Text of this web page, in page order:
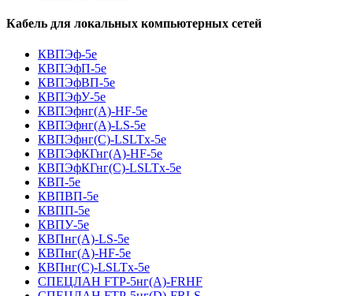
Кабель для локальных компьютерных сетей
КВПЭф-5е
КВПЭфП-5е
КВПЭфВП-5е
КВПЭфУ-5е
КВПЭфнг(А)-HF-5е
КВПЭфнг(А)-LS-5е
КВПЭфнг(С)-LSLTx-5е
КВПЭфКГнг(А)-HF-5е
КВПЭфКГнг(С)-LSLTx-5е
КВП-5е
КВПВП-5е
КВПП-5е
КВПУ-5е
КВПнг(А)-LS-5е
КВПнг(А)-HF-5е
КВПнг(С)-LSLTx-5е
СПЕЦЛАН FTP-5нг(А)-FRHF